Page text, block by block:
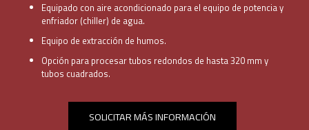
Equipado con aire acondicionado para el equipo de potencia y
enfriador (chiller) de agua.
Equipo de extracción de humos.
Opción para procesar tubos redondos de hasta 320 mm y
tubos cuadrados.
SOLICITAR MÁS INFORMACIÓN